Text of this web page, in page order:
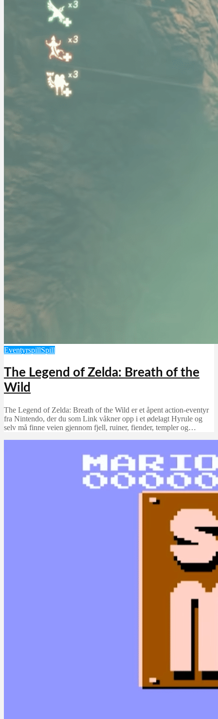
EventyrspillSpill
The Legend of Zelda: Breath of the
Wild
The Legend of Zelda: Breath of the Wild er et åpent action-eventyr
fra Nintendo, der du som Link våkner opp i et ødelagt Hyrule og
selv må finne veien gjennom fjell, ruiner, fiender, templer og…